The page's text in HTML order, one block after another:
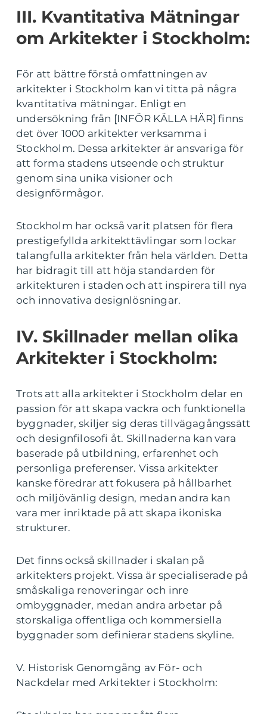
III. Kvantitativa Mätningar
om Arkitekter i Stockholm:
För att bättre förstå omfattningen av
arkitekter i Stockholm kan vi titta på några
kvantitativa mätningar. Enligt en
undersökning från [INFÖR KÄLLA HÄR] finns
det över 1000 arkitekter verksamma i
Stockholm. Dessa arkitekter är ansvariga för
att forma stadens utseende och struktur
genom sina unika visioner och
designförmågor.
Stockholm har också varit platsen för flera
prestigefyllda arkitekttävlingar som lockar
talangfulla arkitekter från hela världen. Detta
har bidragit till att höja standarden för
arkitekturen i staden och att inspirera till nya
och innovativa designlösningar.
IV. Skillnader mellan olika
Arkitekter i Stockholm:
Trots att alla arkitekter i Stockholm delar en
passion för att skapa vackra och funktionella
byggnader, skiljer sig deras tillvägagångssätt
och designfilosofi åt. Skillnaderna kan vara
baserade på utbildning, erfarenhet och
personliga preferenser. Vissa arkitekter
kanske föredrar att fokusera på hållbarhet
och miljövänlig design, medan andra kan
vara mer inriktade på att skapa ikoniska
strukturer.
Det finns också skillnader i skalan på
arkitekters projekt. Vissa är specialiserade på
småskaliga renoveringar och inre
ombyggnader, medan andra arbetar på
storskaliga offentliga och kommersiella
byggnader som definierar stadens skyline.
V. Historisk Genomgång av För- och
Nackdelar med Arkitekter i Stockholm: